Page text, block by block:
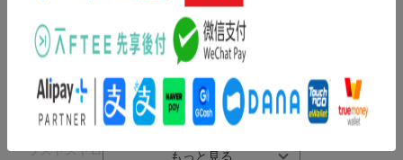
アーティスト：空白ごっこ
曲目タイトル：
1.
2. カラス[3:40]
ラストストロウ -TV Size-
[1:33]
[Disc2]
『ラストストロウ制作ドキュメンタリー』／DVD